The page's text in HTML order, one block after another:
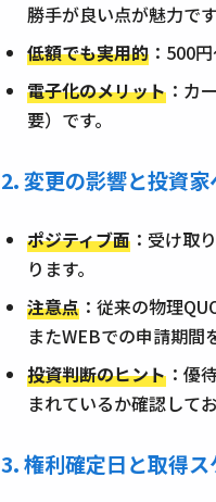
勝手が良い点が魅力です
低額でも実用的 ：500
電子化のメリット ：カ
要）です。
2. 変更の影響と投資
ポジティブ面 ：受け取
ります。
注意点 ：従来の物理
またWEBでの申請期間
投資判断のヒント ：優
まれているか確認して
3. 権利確定日と取得ス